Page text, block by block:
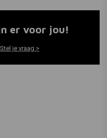
er voor jou!
Stel je vraag >